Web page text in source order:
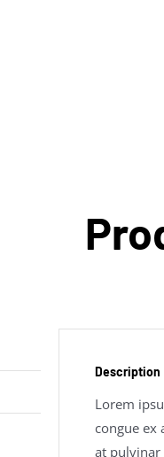
Description
Lorem
congue ex
at pulvinar